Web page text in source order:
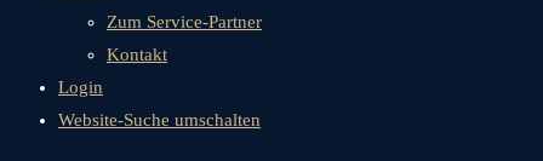
Zum Service-Partner
Kontakt
Login
Website-Suche umschalten